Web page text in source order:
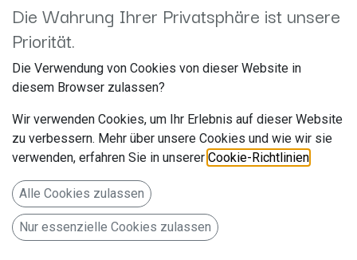
KICKER 2 Kanal Cinchkabel 1
m QI21
Artikelnummer: QI21
Kicker / Joris Gebuis
Aalsmeerderweg 173
info@hifi-focus.nl
https://www.hifi-focus.nl
Die Wahrung Ihrer Privatsphäre ist unsere
Priorität.
Die Verwendung von Cookies von dieser Website in
diesem Browser zulassen?
Wir verwenden Cookies, um Ihr Erlebnis auf dieser Website
zu verbessern. Mehr über unsere Cookies und wie wir sie
verwenden, erfahren Sie in unserer Cookie-Richtlinien
Alle Cookies zulassen
Nur essenzielle Cookies zulassen